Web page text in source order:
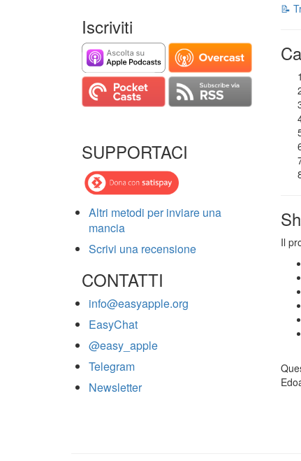
Iscriviti
SUPPORTACI
Altri metodi per inviare una
mancia
Scrivi una recensione
CONTATTI
info@easyapple.org
EasyChat
@easy_apple
Telegram
Newsletter
📝
Il